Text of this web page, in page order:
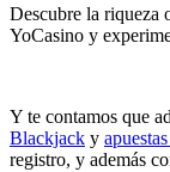
Descubre la riqueza
YoCasino y
Y te contamos que
Blackjack y
registro, y además